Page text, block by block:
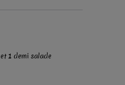
1 demi salade